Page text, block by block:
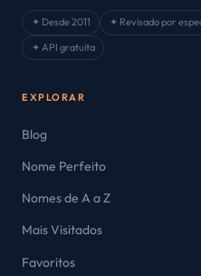
✦ Desde 2011 ✦ Revisado por
✦ API gratuita
EXPLORAR
Blog
Nome Perfeito
Nomes de A a Z
Mais Visitados
Favoritos